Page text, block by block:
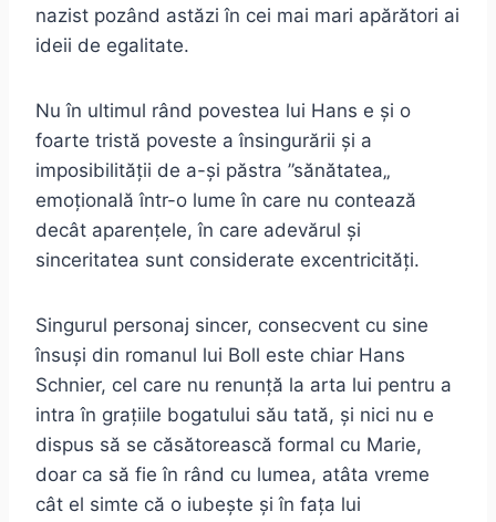
nazist pozând astăzi în cei mai mari apărători ai
ideii de egalitate.
Nu în ultimul rând povestea lui Hans e și o
foarte tristă poveste a însingurării și a
imposibilității de a-și păstra ”sănătatea„
emoțională într-o lume în care nu contează
decât aparențele, în care adevărul și
sinceritatea sunt considerate excentricități.
Singurul personaj sincer, consecvent cu sine
însuși din romanul lui Boll este chiar Hans
Schnier, cel care nu renunță la arta lui pentru a
intra în grațiile bogatului său tată, și nici nu e
dispus să se căsătorească formal cu Marie,
doar ca să fie în rând cu lumea, atâta vreme
cât el simte că o iubește și în fața lui